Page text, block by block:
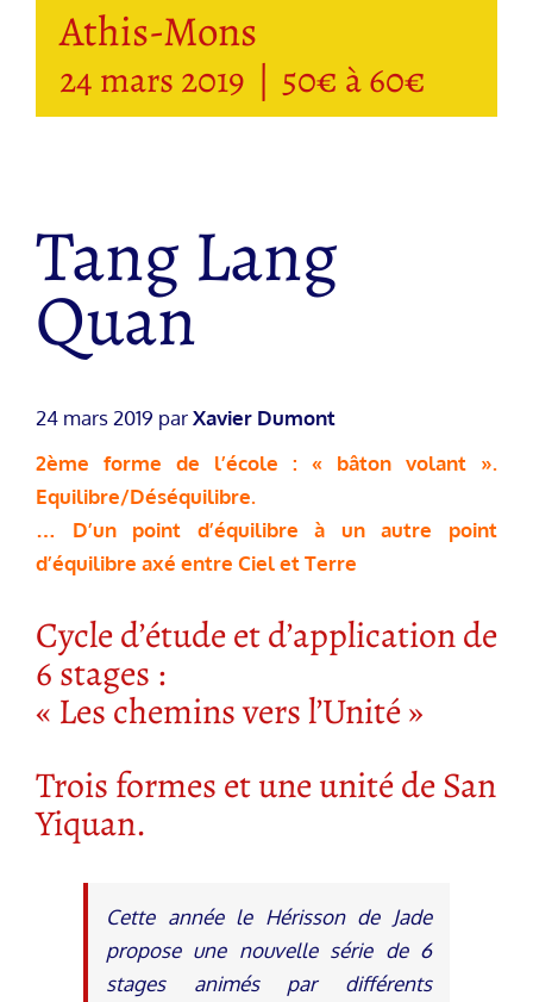
Athis-Mons
24 mars 2019 | 50€ à 60€
Tang Lang
Quan
24 mars 2019 parXavier Dumont
2ème forme de l’école : « bâton volant ».
Equilibre/Déséquilibre.
… D’un point d’équilibre à un autre point
d’équilibre axé entre Ciel et Terre
Cycle d’étude et d’application de
6 stages :
« Les chemins vers l’Unité »
Trois formes et une unité de San
Yiquan.
Cette année le Hérisson de Jade
propose une nouvelle série de 6
stages animés par différents